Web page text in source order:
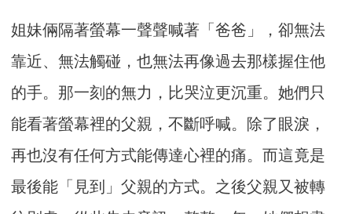
姐妹倆隔著螢幕一聲聲喊著「爸爸」，卻無法
靠近、無法觸碰，也無法再像過去那樣握住他
的手。那一刻的無力，比哭泣更沉重。她們只
能看著螢幕裡的父親，不斷呼喊。除了眼淚，
再也沒有任何方式能傳達心裡的痛。而這竟是
最後能「見到」父親的方式。之後父親又被轉